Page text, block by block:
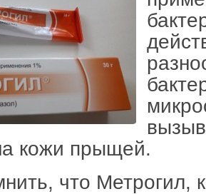
кожи прыщей.
что Метрогил,